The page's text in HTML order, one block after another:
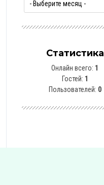
Статистика
Онлайн всего: 1
Гостей: 1
Пользователей: 0